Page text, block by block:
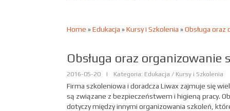
Home »Edukacja »Kursy i Szkolenia »Obsługa oraz
Obsługa oraz organizowanie
2016-05-20 | Kategoria: Edukacja / Kursy i Szkolenia
Firma szkoleniowa i doradcza Liwax zajmuje się
są związane z bezpieczeństwem i higieną pracy.
dotyczy między innymi organizowania szkoleń,